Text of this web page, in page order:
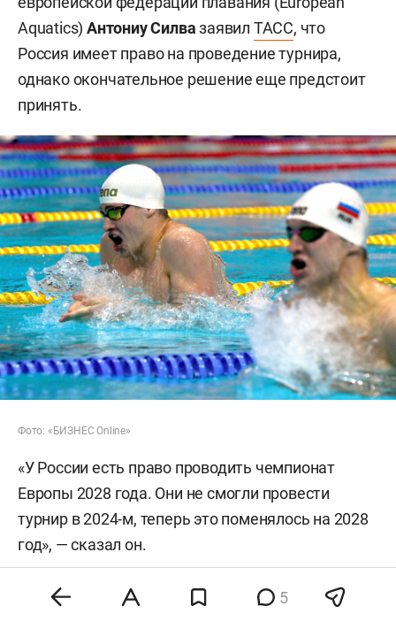
Aquatics) Антониу Силвазаявил ТАСС, что
Россия имеет право на проведение турнира,
однако окончательное решение еще предстоит
принять.
Фото: «БИЗНЕС Online»
«У России есть право проводить чемпионат
Европы 2028 года. Они не смогли провести
турнир в 2024-м, теперь это поменялось на 2028
год», — сказал он.
По словам Силвы, федерации предстоит
оценить ситуацию и провести консультации с
5